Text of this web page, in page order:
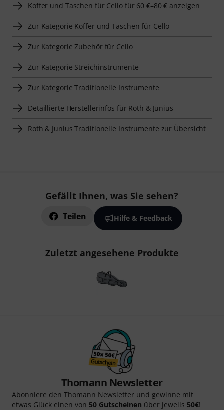
Koffer und Taschen für Cello für 60 €–80 € anzeigen
Zur Kategorie Koffer und Taschen für Cello
Zur Kategorie Zubehör für Cello
Zur Kategorie Streichinstrumente
Zur Kategorie Traditionelle Instrumente
Detaillierte Herstellerinfos für Roth & Junius
Roth & Junius Traditionelle Instrumente zur Übersicht
Gefällt Ihnen, was Sie sehen?
Teilen Hilfe & Feedback
Zuletzt angesehene Produkte
Thomann Newsletter
Abonniere den Thomann Newsletter und gewinne mit
etwas Glück einen von 50 Gutscheinen über jeweils 50€!